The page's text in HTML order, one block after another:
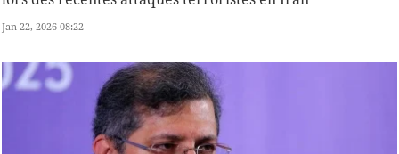
Jan 22, 2026 08:22